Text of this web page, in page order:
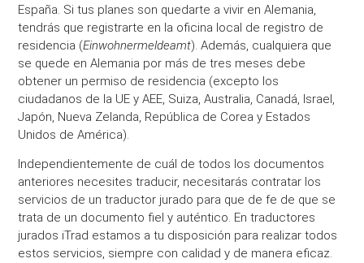
España. Si tus planes son quedarte a vivir en Alemania,
tendrás que registrarte en la oficina local de registro de
residencia (Einwohnermeldeamt). Además, cualquiera que
se quede en Alemania por más de tres meses debe
obtener un permiso de residencia (excepto los
ciudadanos de la UE y AEE, Suiza, Australia, Canadá, Israel,
Japón, Nueva Zelanda, República de Corea y Estados
Unidos de América).
Independientemente de cuál de todos los documentos
anteriores necesites traducir, necesitarás contratar los
servicios de un traductor jurado para que de fe de que se
trata de un documento fiel y auténtico. En traductores
jurados iTrad estamos a tu disposición para realizar todos
estos servicios, siempre con calidad y de manera eficaz.